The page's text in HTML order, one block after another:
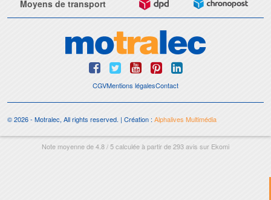
Moyens de transport
CGVMentions légalesContact
© 2026 - Motralec, All rights reserved. | Création : Alphalives Multimédia
Note moyenne de4.8/5calculée à partir de293avis sur Ekomi